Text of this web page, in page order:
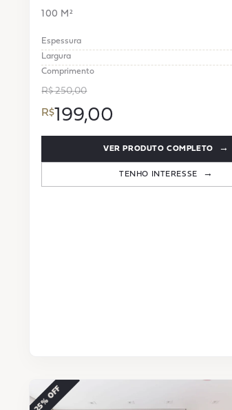
100 M²
Espessura
Largura
Comprimento
R$ 250,00
199,00
VER PRODUTO COMPLETO
TENHO INTERESSE
−25% OFF